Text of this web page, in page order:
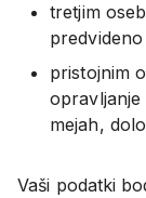
tretjim
pristojnim
mejah,
Vaši podatki